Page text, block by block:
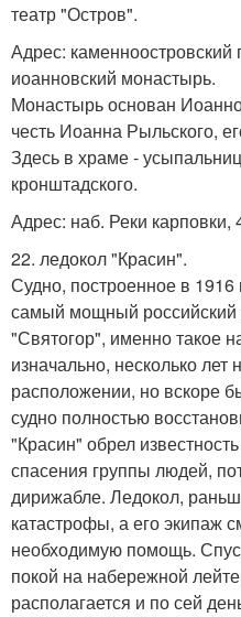
театр "Остров".
Адрес:
иоанновский монастырь.
Монастырь основан
честь Иоанна Рыльского,
Здесь в храме -
кронштадского.
Адрес: наб. Реки карповки,
22. ледокол "Красин".
Судно, построенное в 1916
самый мощный российский
"Святогор", именно такое
изначально, несколько
расположении, но вскоре
судно полностью
"Красин" обрел
спасения группы людей,
дирижабле. Ледокол,
катастрофы, а его экипаж
необходимую помощь.
покой на набережной
располагается и по сей